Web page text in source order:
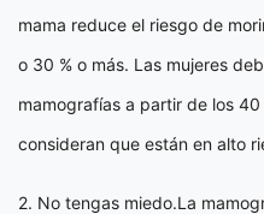
mama reduce el riesgo de
o 30 % o más. Las mujeres
mamografías a partir de los
consideran que están en alto
2. No tengas miedo.La